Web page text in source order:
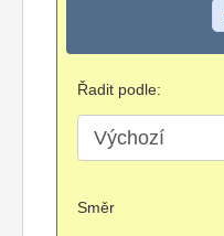
Řadit podle:
Směr